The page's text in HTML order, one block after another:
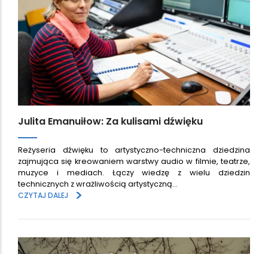
Julita Emanuiłow: Za kulisami dźwięku
Reżyseria dźwięku to artystyczno-techniczna dziedzina
zajmująca się kreowaniem warstwy audio w filmie, teatrze,
muzyce i mediach. Łączy wiedzę z wielu dziedzin
technicznych z wrażliwością artystyczną…
CZYTAJ DALEJ
>